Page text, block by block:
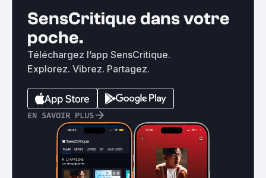
SensCritique dans votre
poche.
Téléchargez l’app SensCritique.
Explorez. Vibrez. Partagez.
EN SAVOIR PLUS